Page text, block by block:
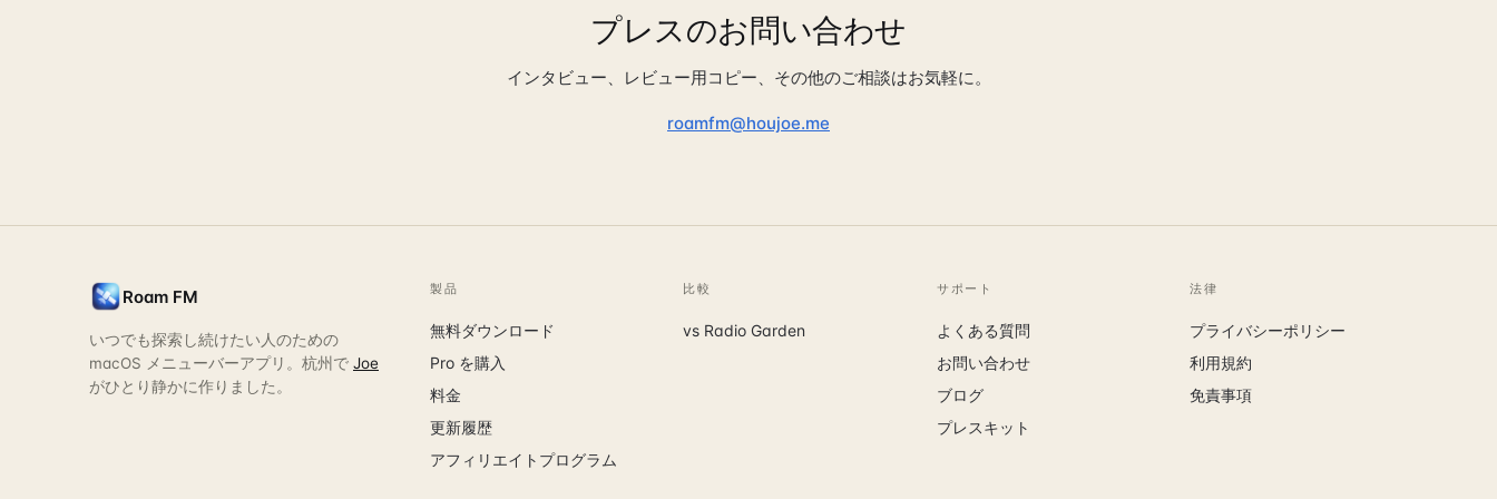
プレスのお問い合わせ
インタビュー、レビュー用コピー、その他のご相談はお気軽に。
roamfm@houjoe.me
Roam FM
いつでも探索し続けたい人のための
macOS メニューバーアプリ。杭州で Joe
がひとり静かに作りました。
製品
無料ダウンロード
Pro を購入
料金
更新履歴
アフィリエイトプログラム
比較
vs Radio Garden
サポート
よくある質問
お問い合わせ
ブログ
プレスキット
法律
プライバシーポリシー
利用規約
免責事項